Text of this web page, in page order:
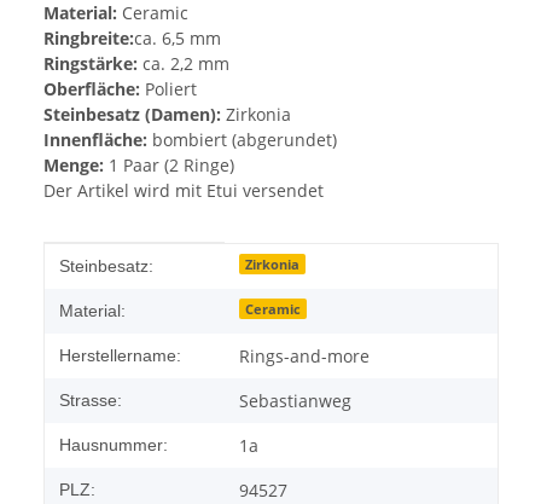
Material: Ceramic
Ringbreite:ca. 6,5 mm
Ringstärke: ca. 2,2 mm
Oberfläche: Poliert
Steinbesatz (Damen): Zirkonia
Innenfläche: bombiert (abgerundet)
Menge: 1 Paar (2 Ringe)
Der Artikel wird mit Etui versendet
Produkteigenschaft
Wert
Steinbesatz: Zirkonia
Material: Ceramic
Herstellername: Rings-and-more
Strasse: Sebastianweg
Hausnummer: 1a
PLZ: 94527